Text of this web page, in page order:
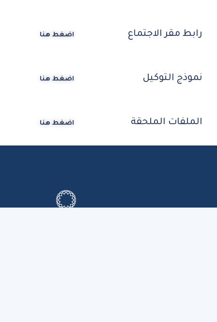
رابط مقر الاجتماع اضغط هنا
نموذج التوكيل اضغط هنا
الملفات الملحقة اضغط هنا